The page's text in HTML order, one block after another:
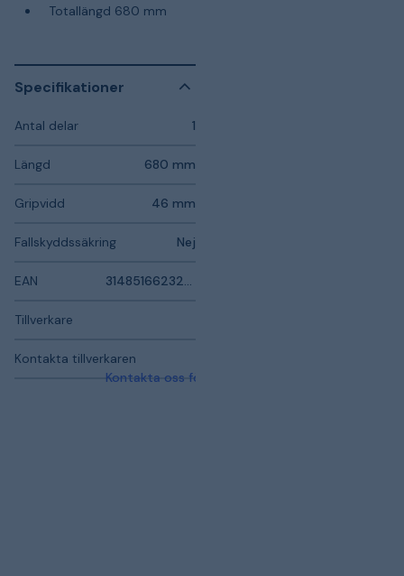
Totallängd 680 mm
Specifikationer
Antal delar 1
Längd 680 mm
Gripvidd 46 mm
Fallskyddssäkring Nej
EAN 3148516623201
Tillverkare
Kontakta tillverkaren
Kontakta oss för mer information